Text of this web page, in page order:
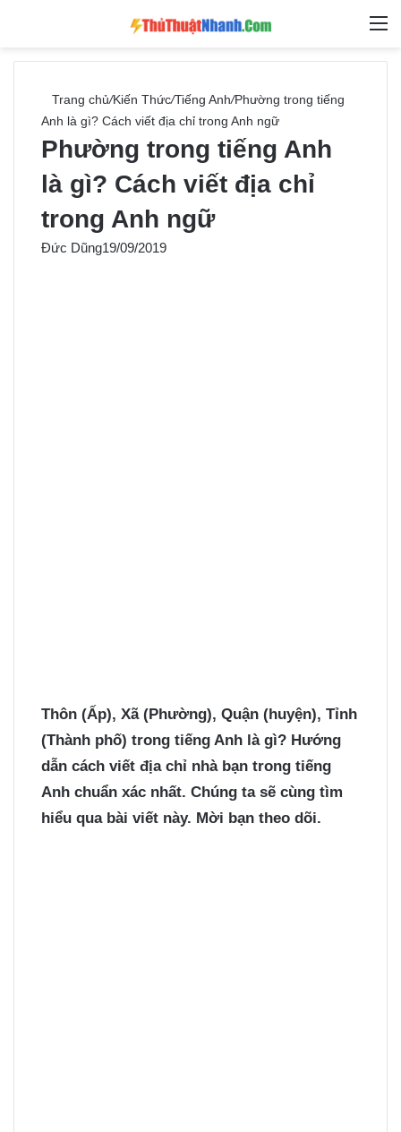
Tìm
Trang chủ/Kiến Thức/Tiếng Anh/Phường trong tiếng
Anh là gì? Cách viết địa chỉ trong Anh ngữ
Phường trong tiếng Anh
là gì? Cách viết địa chỉ
trong Anh ngữ
Đức Dũng19/09/2019
Thôn (Ấp), Xã (Phường), Quận (huyện), Tỉnh
(Thành phố) trong tiếng Anh là gì? Hướng
dẫn cách viết địa chỉ nhà bạn trong tiếng
Anh chuẩn xác nhất. Chúng ta sẽ cùng tìm
hiểu qua bài viết này. Mời bạn theo dõi.